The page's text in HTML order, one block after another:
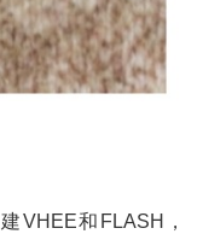
VHEE和 FLASH
，